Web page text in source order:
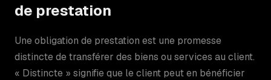
de prestation
Une obligation de prestation est une promesse
distincte de transférer des biens ou services au client.
« Distincte » signifie que le client peut en bénéficier